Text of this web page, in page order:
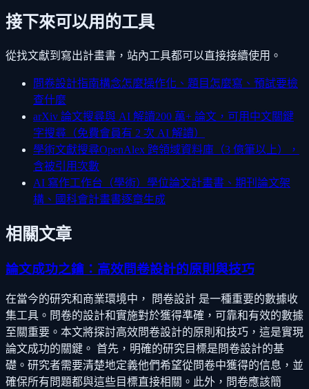
接下來可以用的工具
從找文獻到寫出計畫書，站內工具都可以直接接續使用。
問卷設計指南構念怎麼操作化、題目怎麼寫、預試要檢
查什麼
arXiv 論文搜尋與 AI 解讀200 萬+ 論文，可用中文關鍵
字搜尋（免費會員有 2 次 AI 解讀）
學術文獻搜尋OpenAlex 跨領域資料庫（3 億筆以上），
含被引用次數
AI 寫作工作台（學術） 學位論文計畫書、期刊論文架
構、國科會計畫書逐章生成
相關文章
論文成功之鑰：高效問卷設計的原則與技巧
在當今的研究和商業環境中， 問卷設計 是一種重要的數據收
集工具。問卷的設計和實施對於獲得準確，可靠和有效的數據
至關重要。本文將探討高效問卷設計的原則和技巧，這是實現
論文成功的關鍵。 首先，明確的研究目標是問卷設計的基
礎。研究者需要清楚地定義他們希望從問卷中獲得的信息，並
確保所有問題都與這些目標直接相關。此外，問卷應該簡